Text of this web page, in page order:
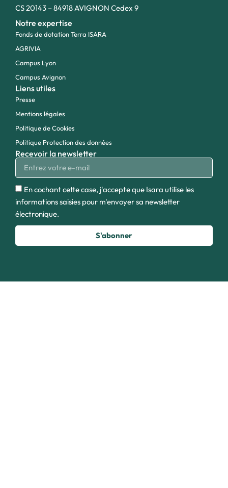
CS 20143 – 84918 AVIGNON Cedex 9
Notre expertise
Fonds de dotation Terra ISARA
AGRIVIA
Campus Lyon
Campus Avignon
Liens utiles
Presse
Mentions légales
Politique de Cookies
Politique Protection des données
Recevoir la newsletter
En cochant cette case, j'accepte que Isara utilise les
informations saisies pour m'envoyer sa newsletter
électronique.
S'abonner